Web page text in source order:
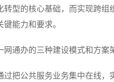
转型的核心基础，而实现跨
能力和要求。
通办的三种建设模式和方
过把公共服务业务集中在线